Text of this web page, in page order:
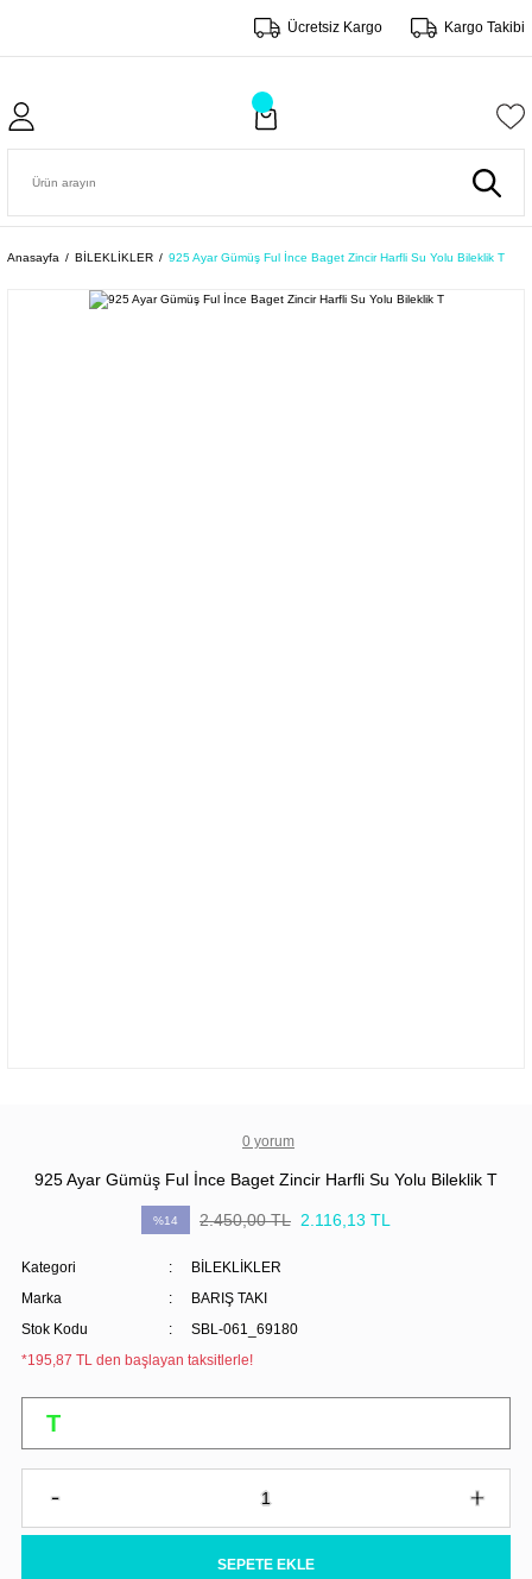
Ücretsiz Kargo Kargo Takibi
Anasayfa BİLEKLİKLER 925 Ayar Gümüş Ful İnce Baget Zincir Harfli Su Yolu Bileklik T
0 yorum
925 Ayar Gümüş Ful İnce Baget Zincir Harfli Su Yolu Bileklik T
%14 2.450,00 TL 2.116,13 TL
Kategori
BİLEKLİKLER
Marka
BARIŞ TAKI
Stok Kodu
SBL-061_69180
*195,87 TL den başlayan taksitlerle!
SEPETE EKLE